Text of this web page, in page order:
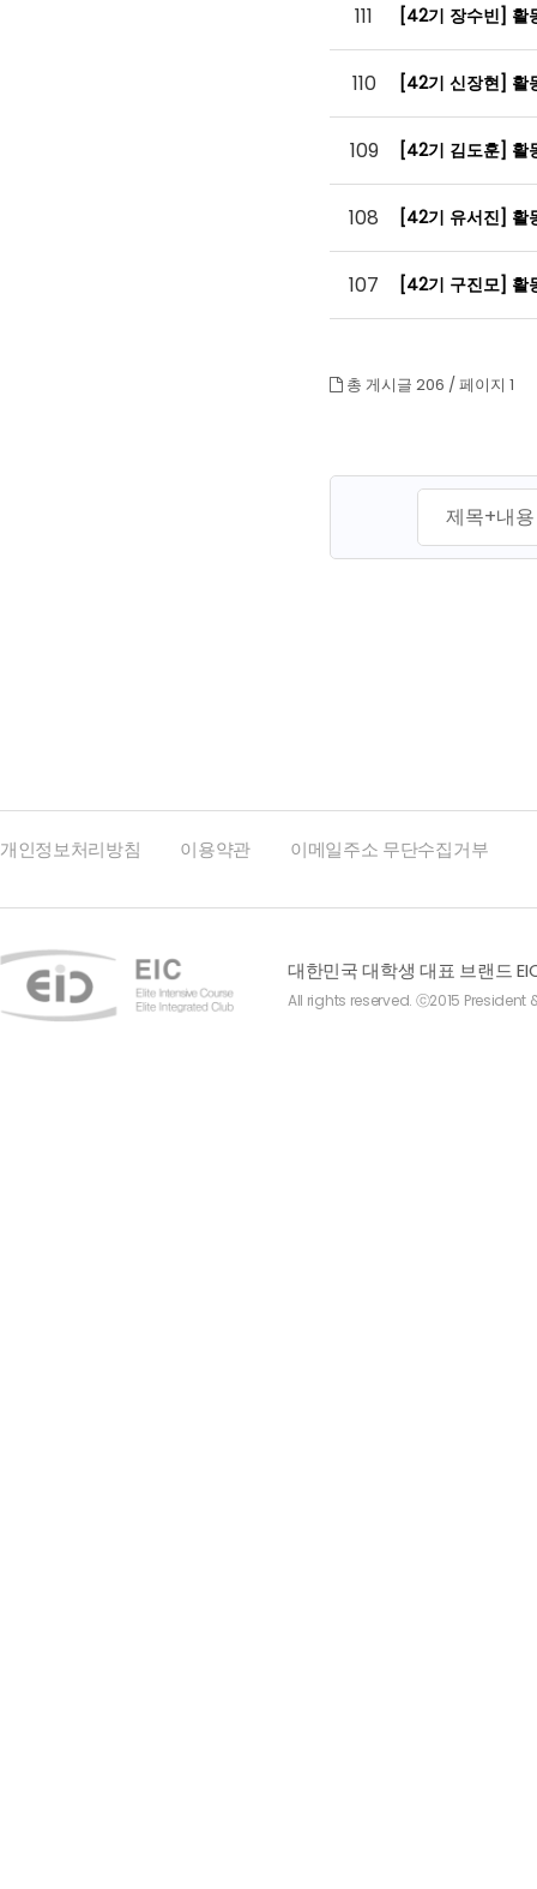
111 [42기 장수빈] 활
110 [42기 신장현] 활
109 [42기 김도훈] 활
108 [42기 유서진] 활
107 [42기 구진모] 활
총 게시글 206 /페이지 1
개인정보처리방침 이용약관 이메일주소 무단수집거부
대한민국 대학생 대표 브랜드
All rights reserved. ⓒ2015